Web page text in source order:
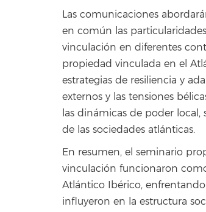
Las comunicaciones
en común las
vinculación en diferentes
propiedad vinculada en el
estrategias de resiliencia y
externos y las tensiones
las dinámicas de poder
de las sociedades atlánticas.
En resumen, el seminario
vinculación funcionaron
Atlántico Ibérico,
influyeron en la estructura